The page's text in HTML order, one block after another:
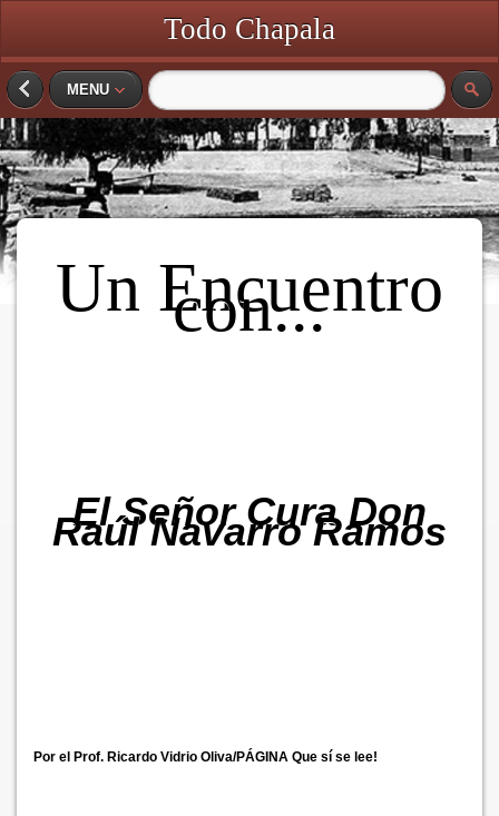
Todo Chapala
MENU
Un Encuentro
con...
El Señor Cura Don
Raúl Navarro Ramos
Por el Prof. Ricardo Vidrio Oliva/PÁGINA Que sí se lee!